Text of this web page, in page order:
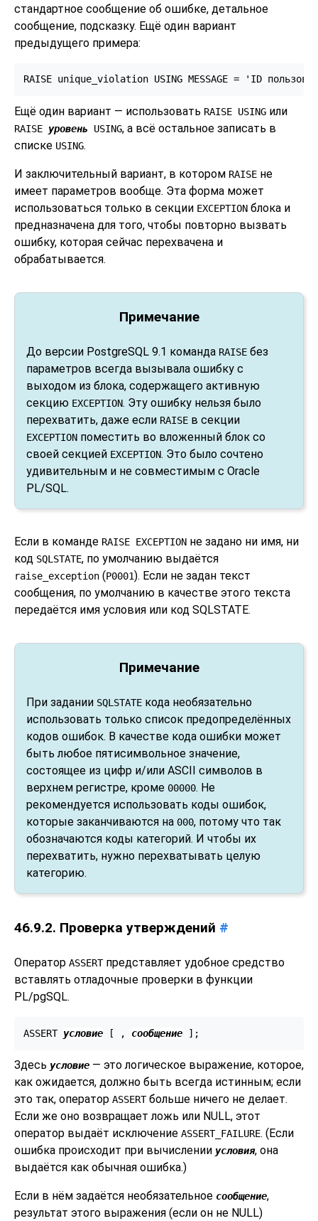
стандартное сообщение об ошибке, детальное
сообщение, подсказку. Ещё один вариант
предыдущего примера:
RAISE unique_violation USING MESSAGE = 'ID
Ещё один вариант — использовать RAISE USING или
RAISE уровень USING, а всё остальное записать в
списке USING.
И заключительный вариант, в котором RAISE не
имеет параметров вообще. Эта форма может
использоваться только в секции EXCEPTION блока и
предназначена для того, чтобы повторно вызвать
ошибку, которая сейчас перехвачена и
обрабатывается.
Примечание
До версии PostgreSQL 9.1 команда RAISE без
параметров всегда вызывала ошибку с
выходом из блока, содержащего активную
секцию EXCEPTION. Эту ошибку нельзя было
перехватить, даже если RAISE в секции
EXCEPTION поместить во вложенный блок со
своей секцией EXCEPTION. Это было сочтено
удивительным и не совместимым с Oracle
PL/SQL.
Если в команде RAISE EXCEPTION не задано ни имя, ни
код SQLSTATE, по умолчанию выдаётся
raise_exception (P0001). Если не задан текст
сообщения, по умолчанию в качестве этого текста
передаётся имя условия или код SQLSTATE.
Примечание
При задании SQLSTATE кода необязательно
использовать только список предопределённых
кодов ошибок. В качестве кода ошибки может
быть любое пятисимвольное значение,
состоящее из цифр и/или ASCII символов в
верхнем регистре, кроме 00000. Не
рекомендуется использовать коды ошибок,
которые заканчиваются на 000, потому что так
обозначаются коды категорий. И чтобы их
перехватить, нужно перехватывать целую
категорию.
46.9.2. Проверка утверждений #
Оператор ASSERTпредставляет удобное средство
вставлять отладочные проверки в функции
PL/pgSQL.
ASSERT условие [ , сообщение
Здесь условие — это логическое выражение, которое,
как ожидается, должно быть всегда истинным; если
это так, оператор ASSERTбольше ничего не делает.
Если же оно возвращает ложь или NULL, этот
оператор выдаёт исключение ASSERT_FAILURE. (Если
ошибка происходит при вычислении условия, она
выдаётся как обычная ошибка.)
Если в нём задаётся необязательное сообщение,
результат этого выражения (если он не NULL)